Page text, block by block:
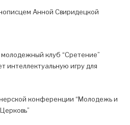
Анной Свиридецкой
клуб “Сретение”
интеллектуальную игру для
конференции “Молодежь и